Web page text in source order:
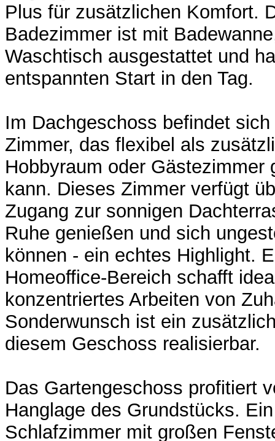
Plus für zusätzlichen Komfort.
Badezimmer ist mit
Waschtisch ausgestattet und
entspannten Start in den Tag.
Im Dachgeschoss befindet
Zimmer, das flexibel als
Hobbyraum oder Gästezimmer
kann. Dieses Zimmer verfügt
Zugang zur sonnigen
Ruhe genießen und sich
können - ein echtes Highlight.
Homeoffice-Bereich schafft
konzentriertes Arbeiten von
Sonderwunsch ist ein
diesem Geschoss realisierbar.
Das Gartengeschoss profitiert
Hanglage des Grundstücks.
Schlafzimmer mit großen